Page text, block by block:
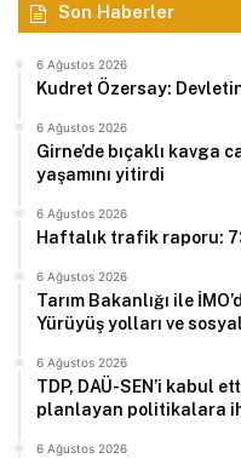
Son Haberler
6 Ağustos 2026
Kudret Özersay:
6 Ağustos 2026
Girne’de bıçaklı kavga
yaşamını yitirdi
6 Ağustos 2026
Haftalık trafik raporu:
6 Ağustos 2026
Tarım Bakanlığı ile
Yürüyüş yolları ve
6 Ağustos 2026
TDP, DAÜ-SEN’i kabul
planlayan politikalara
6 Ağustos 2026